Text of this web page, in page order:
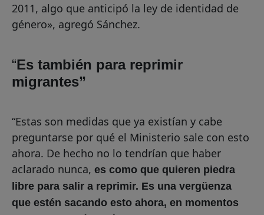
2011, algo que anticipó la ley de identidad de
género», agregó Sánchez.
“Es también para reprimir
migrantes”
“Estas son medidas que ya existían y cabe
preguntarse por qué el Ministerio sale con esto
ahora. De hecho no lo tendrían que haber
aclarado nunca, es como que quieren piedra
libre para salir a reprimir. Es una vergüenza
que estén sacando esto ahora, en momentos